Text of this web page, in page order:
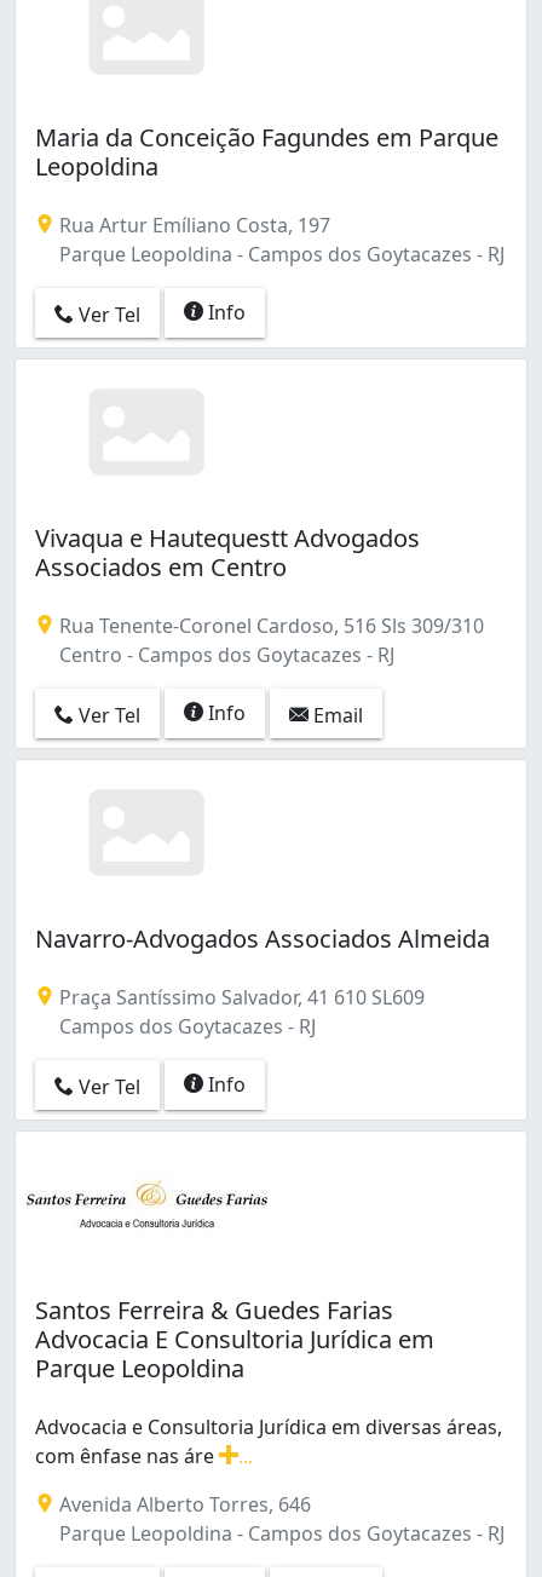
Maria da Conceição Fagundes em Parque
Leopoldina
Rua Artur Emíliano Costa, 197
Parque Leopoldina - Campos dos Goytacazes - RJ
Ver Tel Info
Vivaqua e Hautequestt Advogados
Associados em Centro
Rua Tenente-Coronel Cardoso, 516 Sls 309/310
Centro - Campos dos Goytacazes - RJ
Ver Tel Info Email
Navarro-Advogados Associados Almeida
Praça Santíssimo Salvador, 41 610 SL609
Campos dos Goytacazes - RJ
Ver Tel Info
Santos Ferreira & Guedes Farias
Advocacia E Consultoria Jurídica em
Parque Leopoldina
Advocacia e Consultoria Jurídica em diversas áreas,
com ênfase nas áre
Avenida Alberto Torres, 646
Parque Leopoldina - Campos dos Goytacazes - RJ